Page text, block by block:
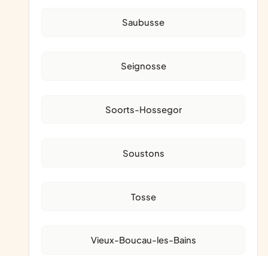
Saubusse
Seignosse
Soorts-Hossegor
Soustons
Tosse
Vieux-Boucau-les-Bains